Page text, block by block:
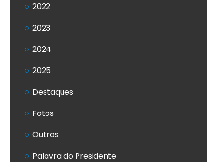
2022
2023
2024
2025
Destaques
Fotos
Outros
Palavra do Presidente